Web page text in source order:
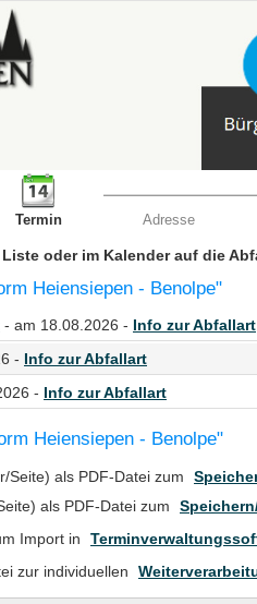
Termin Adresse
oder im Kalender auf die
Heiensiepen - Benolpe"
- am 18.08.2026 - Info zur Abfallart
- Info zur Abfallart
- Info zur Abfallart
Heiensiepen - Benolpe"
Seite) als PDF-Datei zum
als PDF-Datei zum
Import in
zur individuellen